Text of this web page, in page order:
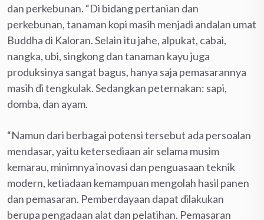
dan perkebunan. “Di bidang pertanian dan
perkebunan, tanaman kopi masih menjadi andalan umat
Buddha di Kaloran. Selain itu jahe, alpukat, cabai,
nangka, ubi, singkong dan tanaman kayu juga
produksinya sangat bagus, hanya saja pemasarannya
masih di tengkulak. Sedangkan peternakan: sapi,
domba, dan ayam.
“Namun dari berbagai potensi tersebut ada persoalan
mendasar, yaitu ketersediaan air selama musim
kemarau, minimnya inovasi dan penguasaan teknik
modern, ketiadaan kemampuan mengolah hasil panen
dan pemasaran. Pemberdayaan dapat dilakukan
berupa pengadaan alat dan pelatihan. Pemasaran